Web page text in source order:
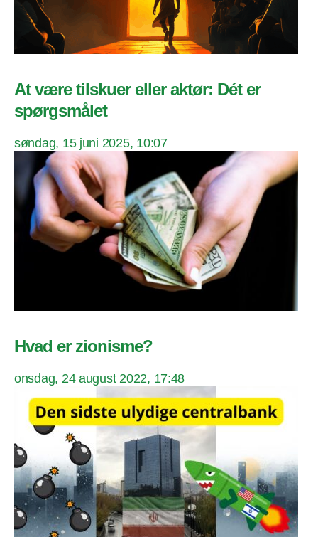
At være tilskuer eller aktør: Dét er
spørgsmålet
søndag, 15 juni 2025, 10:07
Hvad er zionisme?
onsdag, 24 august 2022, 17:48